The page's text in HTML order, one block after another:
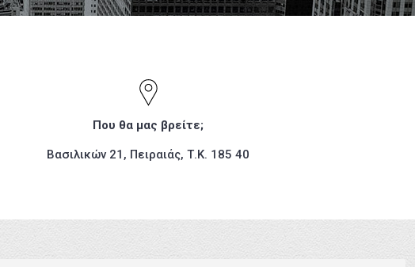
Που θα μας βρείτε;
Βασιλικών 21, Πειραιάς, Τ.Κ. 185 40